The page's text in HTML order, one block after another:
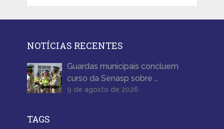
NOTÍCIAS RECENTES
Guardas municipais concluem
curso da Senasp sobre …
9 de agosto de 2026
TAGS